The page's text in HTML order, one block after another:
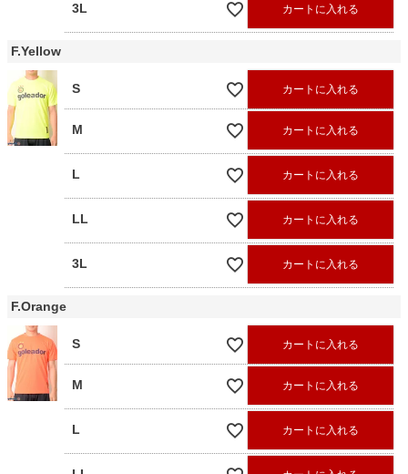
3L カートに入れる
F.Yellow
S カートに入れる
M カートに入れる
L カートに入れる
LL カートに入れる
3L カートに入れる
F.Orange
S カートに入れる
M カートに入れる
L カートに入れる